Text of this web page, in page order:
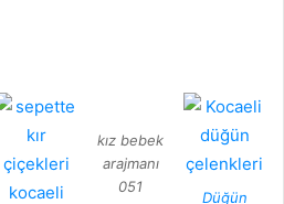
kız bebek
arajmanı
051
Düğün